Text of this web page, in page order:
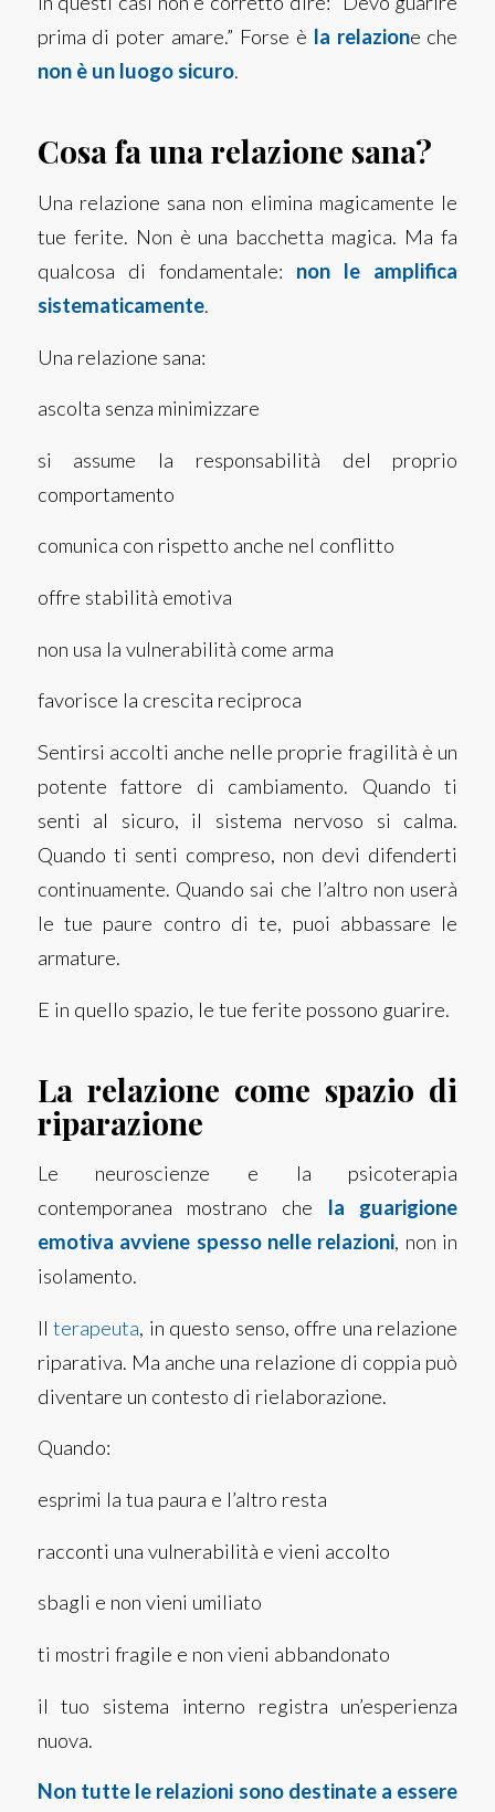
prima di poter amare.” Forse è la relazione che
non è un luogo sicuro.
Cosa fa una relazione sana?
Una relazione sana non elimina magicamente le
tue ferite. Non è una bacchetta magica. Ma fa
qualcosa di fondamentale: non le amplifica
sistematicamente.
Una relazione sana:
ascolta senza minimizzare
si assume la responsabilità del proprio
comportamento
comunica con rispetto anche nel conflitto
offre stabilità emotiva
non usa la vulnerabilità come arma
favorisce la crescita reciproca
Sentirsi accolti anche nelle proprie fragilità è un
potente fattore di cambiamento. Quando ti
senti al sicuro, il sistema nervoso si calma.
Quando ti senti compreso, non devi difenderti
continuamente. Quando sai che l’altro non userà
le tue paure contro di te, puoi abbassare le
armature.
E in quello spazio, le tue ferite possono guarire.
La relazione come spazio di
riparazione
Le neuroscienze e la psicoterapia
contemporanea mostrano che la guarigione
emotiva avviene spesso nelle relazioni, non in
isolamento.
Ilterapeuta, in questo senso, offre una relazione
riparativa. Ma anche una relazione di coppia può
diventare un contesto di rielaborazione.
Quando:
esprimi la tua paura e l’altro resta
racconti una vulnerabilità e vieni accolto
sbagli e non vieni umiliato
ti mostri fragile e non vieni abbandonato
il tuo sistema interno registra un’esperienza
nuova.
Non tutte le relazioni sono destinate a essere